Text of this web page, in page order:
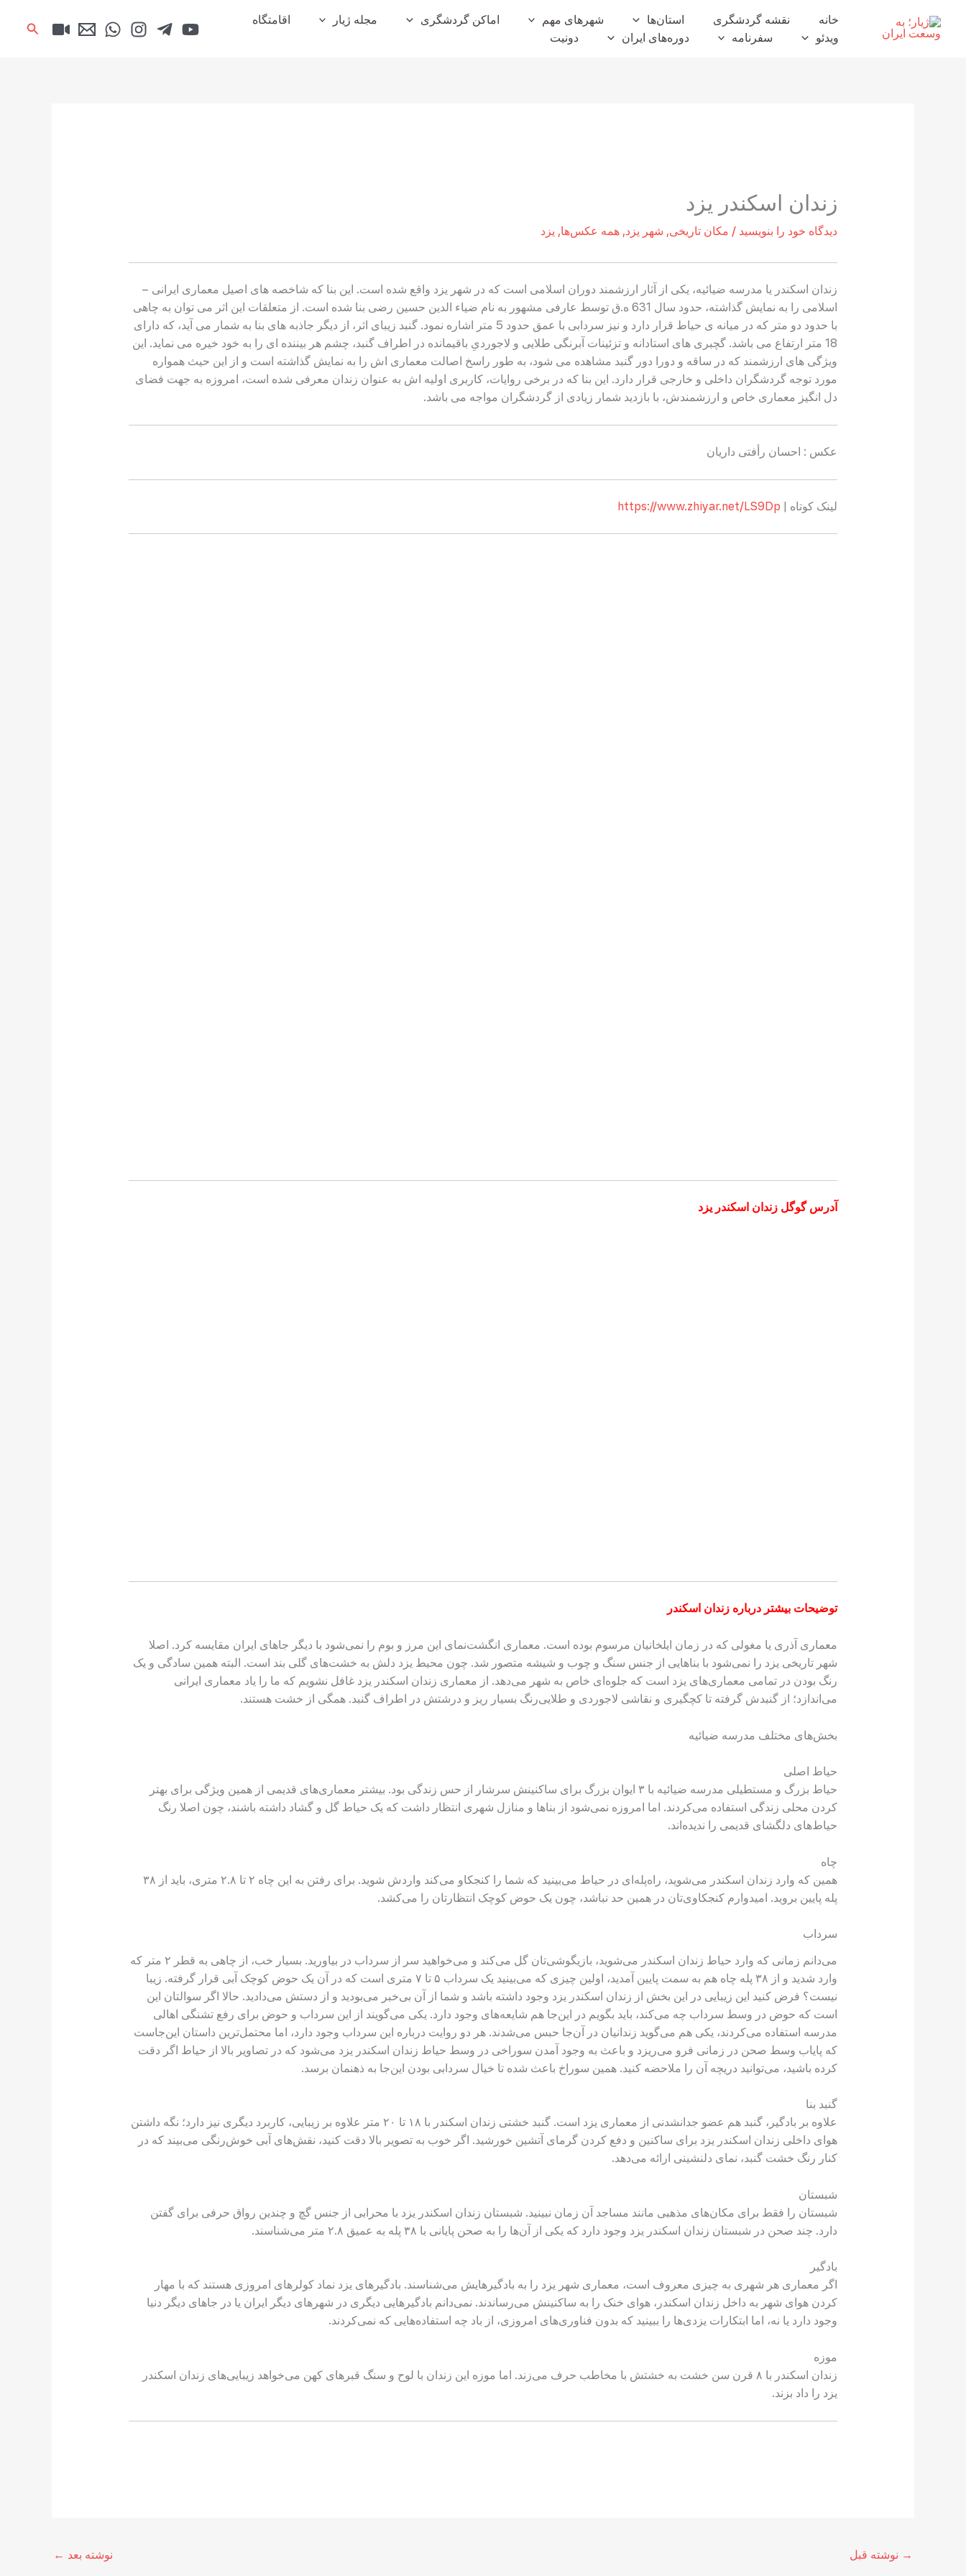
خانه نقشه گردشگری استان‌ها شهرهای مهم اماکن گردشگری مجله ژیار
اقامتگاه
ویدئو
سفرنامه دوره‌های ایران دونیت
جستجو
زندان اسکندر یزد
دیدگاه‌ خود را بنویسید / مکان تاریخی, شهر یزد, همه عکس‌ها, یزد
زندان اسکندر یا مدرسه ضیائیه، یکی از آثار ارزشمند دوران اسلامی است که در شهر یزد واقع شده است. این بنا که شاخصه های اصیل معماری ایرانی –
اسلامی را به نمایش گذاشته، حدود سال 631 ه.ق توسط عارفی مشهور به نام ضیاء الدین حسین رضی بنا شده است. از متعلقات این اثر می توان به چاهی
با حدود دو متر که در میانه ی حیاط قرار دارد و نیز سردابی با عمق حدود 5 متر اشاره نمود. گنبد زیبای اثر، از دیگر جاذبه های بنا به شمار می آید، که دارای
18 متر ارتفاع می باشد. گچبری های استادانه و تزئینات آبرنگی طلایی و لاجوردیِ باقیمانده در اطراف گنبد، چشم هر بیننده ای را به خود خیره می نماید. این
ویژگی های ارزشمند که در ساقه و دورا دور گنبد مشاهده می شود، به طور راسخ اصالت معماری اش را به نمایش گذاشته است و از این حیث همواره
مورد توجه گردشگران داخلی و خارجی قرار دارد. این بنا که در برخی روایات، کاربری اولیه اش به عنوان زندان معرفی شده است، امروزه به جهت فضای
دل انگیز معماری خاص و ارزشمندش، با بازدید شمار زیادی از گردشگران مواجه می باشد.
عکس : احسان رأفتی داریان
لینک کوتاه | https://www.zhiyar.net/LS9Dp
آدرس گوگل زندان اسکندر یزد
توضیحات بیشتر درباره زندان اسکندر
معماری آذری یا مغولی که در زمان ایلخانیان مرسوم بوده است. معماری انگشت‌نمای این مرز و بوم را نمی‌شود با دیگر جاهای ایران مقایسه کرد. اصلا
شهر تاریخی یزد را نمی‌شود با بناهایی از جنس سنگ و چوب و شیشه متصور شد. چون محیط یزد دلش به خشت‌های گلی بند است. البته همین سادگی و یک
رنگ بودن در تمامی معماری‌های یزد است که جلوه‌ای خاص به شهر می‌دهد. از معماری زندان اسکندر یزد غافل نشویم که ما را یاد معماری ایرانی
می‌اندازد؛ از گنبدش گرفته تا کچگیری و نقاشی لاجوردی و طلایی‌رنگ بسیار ریز و درشتش در اطراف گنبد. همگی از خشت هستند.
بخش‌های مختلف مدرسه ضیائیه
حیاط اصلی
حیاط بزرگ و مستطیلی مدرسه ضیائیه با ۳ ایوان بزرگ برای ساکنینش سرشار از حس زندگی بود. بیشتر معماری‌های قدیمی از همین ویژگی برای بهتر
کردن محلی زندگی استفاده می‌کردند. اما امروزه نمی‌شود از بناها و منازل شهری انتظار داشت که یک حیاط گل و گشاد داشته باشند، چون اصلا رنگ
حیاط‌های دلگشای قدیمی را ندیده‌اند.
چاه
همین که وارد زندان اسکندر می‌شوید، راه‌پله‌ای در حیاط می‌بینید که شما را کنجکاو می‌کند واردش شوید. برای رفتن به این چاه ۲ تا ۲.۸ متری، باید از ۳۸
پله پایین بروید. امیدوارم کنجکاوی‌تان در همین حد نباشد، چون یک حوض کوچک انتظارتان را می‌کشد.
سرداب
می‌دانم زمانی که وارد حیاط زندان اسکندر می‌شوید، بازیگوشی‌تان گل می‌کند و می‌خواهید سر از سرداب در بیاورید. بسیار خب، از چاهی به قطر ۲ متر که
وارد شدید و از ۳۸ پله چاه هم به سمت پایین آمدید، اولین چیزی که می‌بینید یک سرداب ۵ تا ۷ متری است که در آن یک حوض کوچک آبی قرار گرفته. زیبا
نیست؟ فرض کنید این زیبایی در این بخش از زندان اسکندر یزد وجود داشته باشد و شما از آن بی‌خبر می‌بودید و از دستش می‌دادید. حالا اگر سوالتان این
است که حوض در وسط سرداب چه می‌کند، باید بگویم در این‌جا هم شایعه‌های وجود دارد. یکی می‌گویند از این سرداب و حوض برای رفع تشنگی اهالی
مدرسه استفاده می‌کردند، یکی هم می‌گوید زندانیان در آن‌جا حبس می‌شدند. هر دو روایت درباره این سرداب وجود دارد، اما محتمل‌ترین داستان این‌جاست
که پایاب وسط صحن در زمانی فرو می‌ریزد و باعث به وجود آمدن سوراخی در وسط حیاط زندان اسکندر یزد می‌شود که در تصاویر بالا از حیاط اگر دقت
کرده باشید، می‌توانید دریچه آن را ملاحضه کنید. همین سوراخ باعث شده تا خیال سردابی بودن این‌جا به ذهنمان برسد.
گنبد بنا
علاوه بر بادگیر، گنبد هم عضو جدانشدنی از معماری یزد است. گنبد خشتی زندان اسکندر با ۱۸ تا ۲۰ متر علاوه بر زیبایی، کاربرد دیگری نیز دارد؛ نگه داشتن
هوای داخلی زندان اسکندر یزد برای ساکنین و دفع کردن گرمای آتشین خورشید. اگر خوب به تصویر بالا دقت کنید، نقش‌های آبی خوش‌رنگی می‌بیند که در
کنار رنگ خشت گنبد، نمای دلنشینی ارائه می‌دهد.
شبستان
شبستان را فقط برای مکان‌های مذهبی مانند مساجد آن زمان نبینید. شبستان زندان اسکندر یزد با محرابی از جنس گچ و چندین رواق حرفی برای گفتن
دارد. چند صحن در شبستان زندان اسکندر یزد وجود دارد که یکی از آن‌ها را به صحن پایانی با ۳۸ پله به عمیق ۲.۸ متر می‌شناسند.
بادگیر
اگر معماری هر شهری به چیزی معروف است، معماری شهر یزد را به بادگیرهایش می‌شناسند. بادگیر‌های یزد نماد کولرهای امروزی هستند که با مهار
کردن هوای شهر به داخل زندان اسکندر، هوای خنک را به ساکنینش می‌رساندند. نمی‌دانم بادگیرهایی دیگری در شهرهای دیگر ایران یا در جاهای دیگر دنیا
وجود دارد یا نه، اما ابتکارات یزدی‌ها را ببینید که بدون فناوری‌های امروزی، از باد چه استفاده‌هایی که نمی‌کردند.
موزه
زندان اسکندر با ۸ قرن سن خشت به خشتش با مخاطب حرف می‌زند. اما موزه این زندان با لوح و سنگ قبرهای کهن می‌خواهد زیبایی‌های زندان اسکندر
یزد را داد بزند.
→ نوشته قبل نوشته بعد ←